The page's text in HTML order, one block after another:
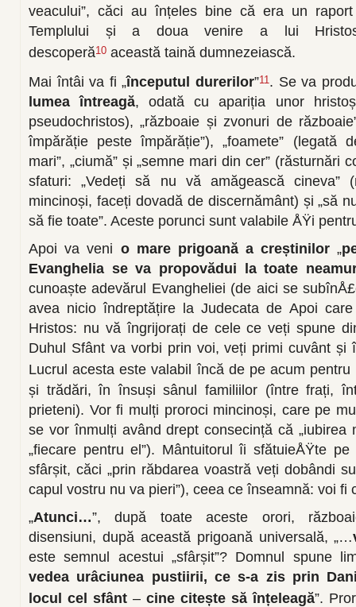
veacului”, căci au înțeles bine că era un
Templului și a doua venire a lui
descoperă10 această taină dumnezeiască.
Mai întâi va fi „începutul durerilor”11. Se va
lumea întreagă, odată cu apariția unor
pseudochristos), „războaie și zvonuri de
împărăție peste împărăție”), „foamete” (legată
mari”, „ciumă” și „semne mari din cer” (răsturnări
sfaturi: „Vedeți să nu vă amăgească cineva”
mincinoși, faceți dovadă de discernământ) și „să
să fie toate”. Aceste porunci sunt valabile ÅŸi
Apoi va veni o mare prigoană a creștinilor„
Evanghelia se va propovădui la toate
cunoaște adevărul Evangheliei (de aici se
avea nicio îndreptățire la Judecata de Apoi
Hristos: nu vă îngrijorați de cele ce veți spune
Duhul Sfânt va vorbi prin voi, veți primi cuvânt și
Lucrul acesta este valabil încă de pe acum pentru
și trădări, în însuși sânul familiilor (între frați,
prieteni). Vor fi mulți proroci mincinoși, care pe
se vor înmulți având drept consecință că „iubirea
„fiecare pentru el”). Mântuitorul îi sfătuieÅŸte
sfârșit, căci „prin răbdarea voastră veți dobândi
capul vostru nu va pieri”), ceea ce înseamnă: voi fi
„Atunci…”, după toate aceste orori,
disensiuni, după această prigoană universală, „…
este semnul acestui „sfârșit”? Domnul spune
vedea urâciunea pustiirii, ce s-a zis prin
locul cel sfânt – cine citește să înțeleagă”.